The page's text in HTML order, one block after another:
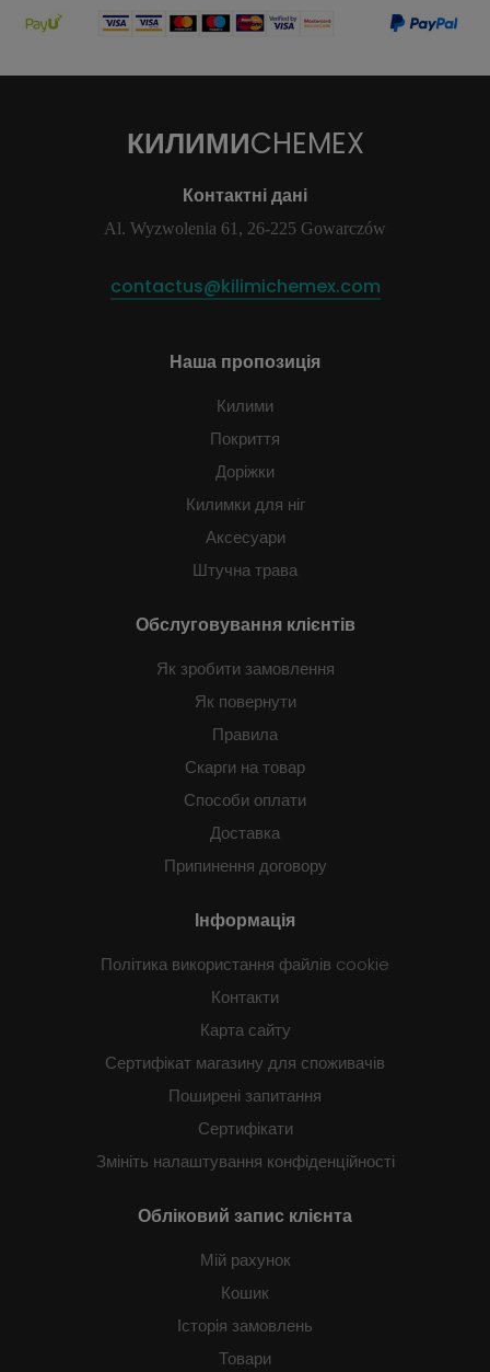
КИЛИМИCHEMEX
Контактні дані
Al. Wyzwolenia 61, 26-225 Gowarczów
contactus@kilimichemex.com
Наша пропозиція
Килими
Покриття
Доріжки
Килимки для ніг
Аксесуари
Штучна трава
Обслуговування клієнтів
Як зробити замовлення
Як повернути
Правила
Скарги на товар
Способи оплати
Доставка
Припинення договору
Інформація
Політика використання файлів cookie
Контакти
Карта сайту
Сертифікат магазину для споживачів
Поширені запитання
Сертифікати
Змініть налаштування конфіденційності
Обліковий запис клієнта
Мій рахунок
Кошик
Історія замовлень
Товари